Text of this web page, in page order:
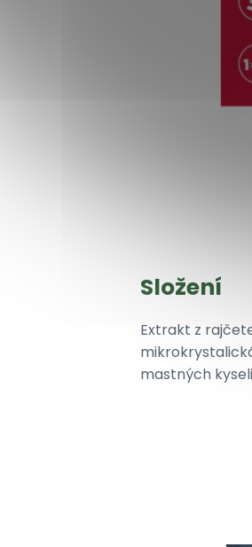
Složení
Extrakt z
mastných